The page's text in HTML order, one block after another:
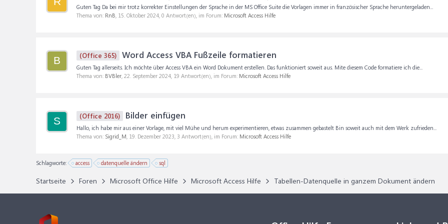
Guten Tag Da bei mir trotz korrekter Einstellungen der Sprache in der MS Office Suite die Vorlagen immer in französischer Sprache heruntergeladen...
Thema von: RnB, 15. Oktober 2024, 0 Antwort(en), im Forum: Microsoft Access Hilfe
B (Office 365) Word Access VBA Fußzeile formatieren
Guten Tag allerseits. Ich möchte über Access VBA ein Word Dokument erstellen. Das funktioniert soweit aus. Mite diesem Code formatiere ich die...
Thema von: BVBler, 22. September 2024, 19 Antwort(en), im Forum: Microsoft Access Hilfe
S (Office 2016) Bilder einfügen
Hallo, ich habe mir aus einer Vorlage, mit viel Mühe und herum experimentieren, etwas zusammen gebastelt Bin soweit auch mit dem Werk zufrieden...
Thema von: Sigrid_M, 19. Dezember 2023, 3 Antwort(en), im Forum: Microsoft Access Hilfe
Schlagworte: access datenquelle ändern sql
Startseite Foren Microsoft Office Hilfe Microsoft Access Hilfe Tabellen-Datenquelle in ganzem Dokument ändern